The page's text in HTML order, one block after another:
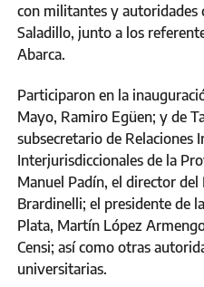
con militantes y autoridades
Saladillo, junto a los
Abarca.
Participaron en la
Mayo, Ramiro Egüen; y de
subsecretario de Relaciones
Interjurisdiccionales de la
Manuel Padín, el director del
Brardinelli; el presidente de
Plata, Martín López
Censi; así como otras
universitarias.